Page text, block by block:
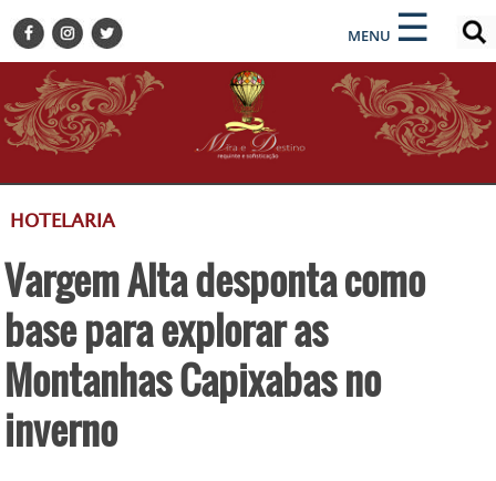
MENU ☰
×
BELEZA
BUSINESS E NEGÓCIOS
CULTURA
DESTINOS
GASTRONOMIA
HOTELARIA
MODA
PETS
×
ENCONTRE SUA NOTÍCIA
HOTELARIA
Vargem Alta desponta como
base para explorar as
Montanhas Capixabas no
inverno